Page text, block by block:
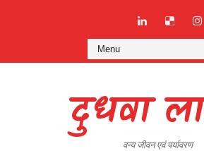
दुधवा
वन्य जीवन एवं पर्यावरण